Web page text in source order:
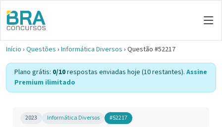
Início › Questões › Informática Diversos › Questão #52217
Plano grátis: 0/10respostas enviadas hoje (10 restantes). Assine
Premium ilimitado
2023 Informática Diversos #52217